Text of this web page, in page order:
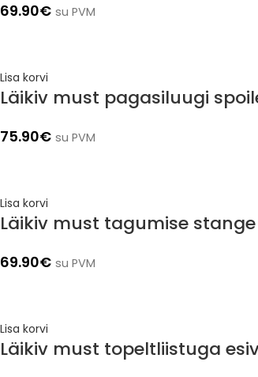
69.90€ su PVM
Lisa korvi
Läikiv must pagasiluugi
75.90€ su PVM
Lisa korvi
Läikiv must tagumise stange
69.90€ su PVM
Lisa korvi
Läikiv must topeltliistuga